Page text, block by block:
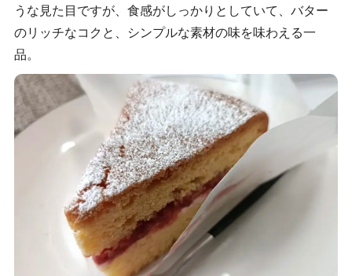
うな見た目ですが、食感がしっかりとしていて、バター
のリッチなコクと、シンプルな素材の味を味わえる一
品。